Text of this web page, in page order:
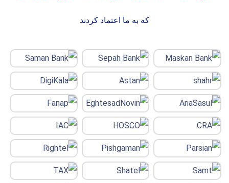
که به ما اعتماد کردند